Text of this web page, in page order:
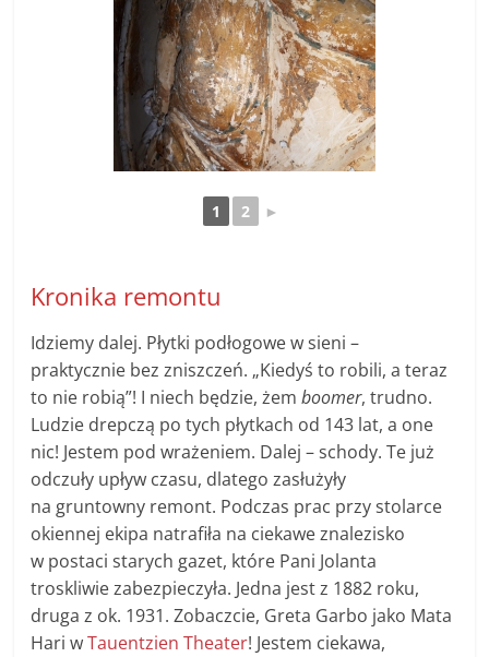
1 2 ►
Kronika remontu
Idziemy dalej. Płytki podłogowe w sieni –
praktycznie bez zniszczeń. „Kiedyś to robili, a teraz
to nie robią”! I niech będzie, żemboomer, trudno.
Ludzie drepczą po tych płytkach od 143 lat, a one
nic! Jestem pod wrażeniem. Dalej – schody. Te już
odczuły upływ czasu, dlatego zasłużyły
na gruntowny remont. Podczas prac przy stolarce
okiennej ekipa natrafiła na ciekawe znalezisko
w postaci starych gazet, które Pani Jolanta
troskliwie zabezpieczyła. Jedna jest z 1882 roku,
druga z ok. 1931. Zobaczcie, Greta Garbo jako Mata
Hari wTauentzien Theater! Jestem ciekawa,